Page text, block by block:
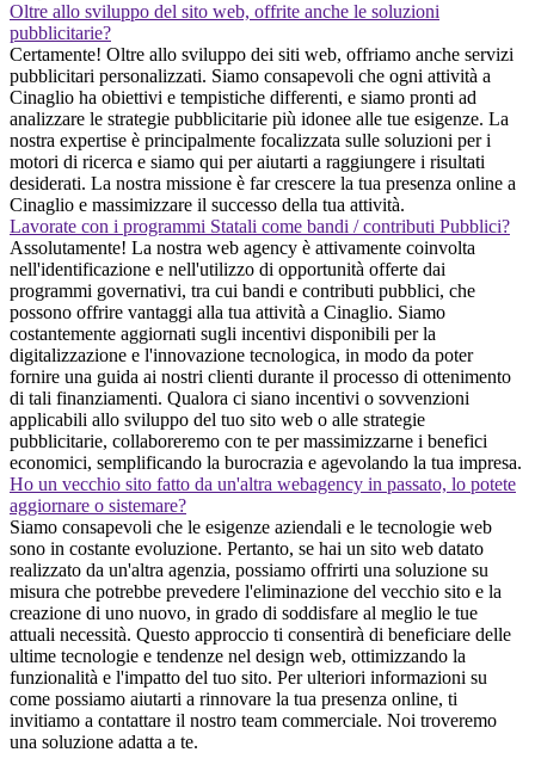
Oltre allo sviluppo del sito web, offrite anche le soluzioni
pubblicitarie?
Certamente! Oltre allo sviluppo dei siti web, offriamo anche servizi
pubblicitari personalizzati. Siamo consapevoli che ogni attività a
Cinaglio ha obiettivi e tempistiche differenti, e siamo pronti ad
analizzare le strategie pubblicitarie più idonee alle tue esigenze. La
nostra expertise è principalmente focalizzata sulle soluzioni per i
motori di ricerca e siamo qui per aiutarti a raggiungere i risultati
desiderati. La nostra missione è far crescere la tua presenza online a
Cinaglio e massimizzare il successo della tua attività.
Lavorate con i programmi Statali come bandi / contributi Pubblici?
Assolutamente! La nostra web agency è attivamente coinvolta
nell'identificazione e nell'utilizzo di opportunità offerte dai
programmi governativi, tra cui bandi e contributi pubblici, che
possono offrire vantaggi alla tua attività a Cinaglio. Siamo
costantemente aggiornati sugli incentivi disponibili per la
digitalizzazione e l'innovazione tecnologica, in modo da poter
fornire una guida ai nostri clienti durante il processo di ottenimento
di tali finanziamenti. Qualora ci siano incentivi o sovvenzioni
applicabili allo sviluppo del tuo sito web o alle strategie
pubblicitarie, collaboreremo con te per massimizzarne i benefici
economici, semplificando la burocrazia e agevolando la tua impresa.
Ho un vecchio sito fatto da un'altra webagency in passato, lo potete
aggiornare o sistemare?
Siamo consapevoli che le esigenze aziendali e le tecnologie web
sono in costante evoluzione. Pertanto, se hai un sito web datato
realizzato da un'altra agenzia, possiamo offrirti una soluzione su
misura che potrebbe prevedere l'eliminazione del vecchio sito e la
creazione di uno nuovo, in grado di soddisfare al meglio le tue
attuali necessità. Questo approccio ti consentirà di beneficiare delle
ultime tecnologie e tendenze nel design web, ottimizzando la
funzionalità e l'impatto del tuo sito. Per ulteriori informazioni su
come possiamo aiutarti a rinnovare la tua presenza online, ti
invitiamo a contattare il nostro team commerciale. Noi troveremo
una soluzione adatta a te.